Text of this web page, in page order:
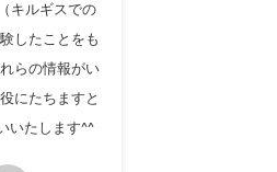
キルギスでの
したことをも
らの情報がい
にたちますと
いたします^^